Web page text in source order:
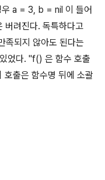
a = 3, b = nil 이 들어
버려진다. 독특하다고
족되지 않아도 된다는
었다. "f() 은 함수 호출
출은 함수명 뒤에 소괄